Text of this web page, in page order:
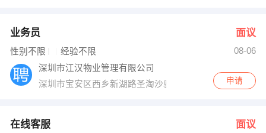
业务员 面议
性别不限 经验不限
08-06
深圳市江汉物业管理有限公司
深圳市宝安区西乡新湖路圣淘沙骏圆5栋C单元202室
申请
在线客服 面议